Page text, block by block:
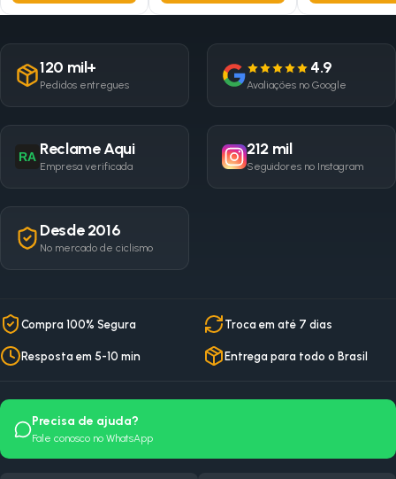
120 mil+
Pedidos entregues
4.9
Avaliações no Google
RA Reclame Aqui
Empresa verificada
212 mil
Seguidores no Instagram
Desde 2016
No mercado de ciclismo
Compra 100% Segura Troca em até 7 dias
Resposta em 5-10 min Entrega para todo o Brasil
Precisa de ajuda?
Fale conosco no WhatsApp